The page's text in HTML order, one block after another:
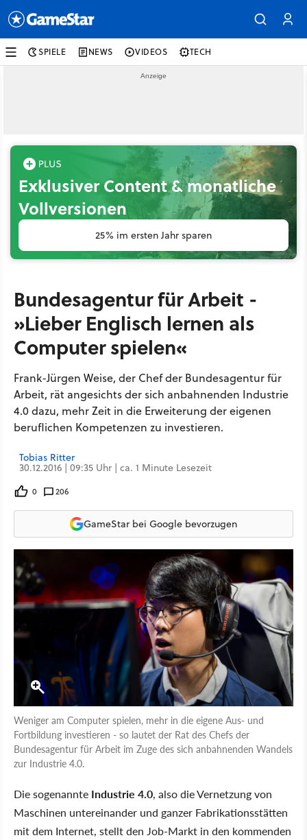
SPIELE NEWS VIDEOS TECH
Exklusiver Content & monatliche
Vollversionen
25% im ersten Jahr sparen
Bundesagentur für Arbeit -
»Lieber Englisch lernen als
Computer spielen«
Frank-Jürgen Weise, der Chef der Bundesagentur für
Arbeit, rät angesichts der sich anbahnenden Industrie
4.0 dazu, mehr Zeit in die Erweiterung der eigenen
beruflichen Kompetenzen zu investieren.
Tobias Ritter
30.12.2016 | 09:35 Uhr | ca. 1 Minute Lesezeit
0 206
GameStar bei Google bevorzugen
Weniger am Computer spielen, mehr in die eigene Aus- und
Fortbildung investieren - so lautet der Rat des Chefs der
Bundesagentur für Arbeit im Zuge des sich anbahnenden Wandels
zur Industrie 4.0.
Die sogenannte Industrie 4.0, also die Vernetzung von
Maschinen untereinander und ganzer Fabrikationsstätten
mit dem Internet, stellt den Job-Markt in den kommenden